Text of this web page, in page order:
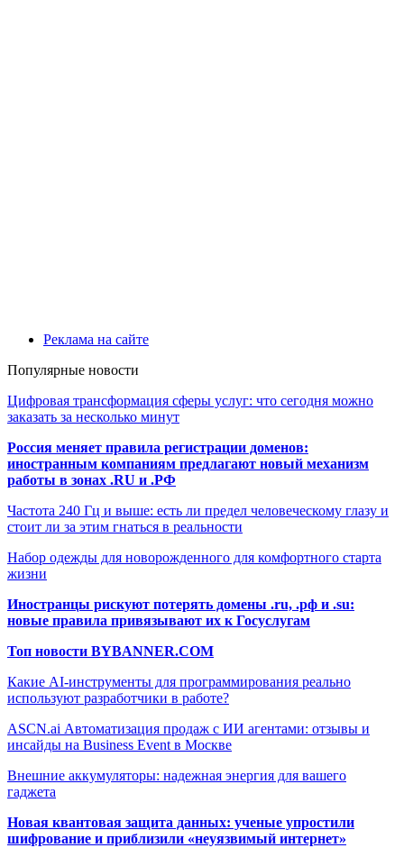
Реклама на сайте
Популярные новости
Цифровая трансформация сферы услуг: что сегодня можно
заказать за несколько минут
Россия меняет правила регистрации доменов:
иностранным компаниям предлагают новый механизм
работы в зонах .RU и .РФ
Частота 240 Гц и выше: есть ли предел человеческому глазу и
стоит ли за этим гнаться в реальности
Набор одежды для новорожденного для комфортного старта
жизни
Иностранцы рискуют потерять домены .ru, .рф и .su:
новые правила привязывают их к Госуслугам
Топ новости BYBANNER.COM
Какие AI-инструменты для программирования реально
используют разработчики в работе?
ASCN.ai Автоматизация продаж с ИИ агентами: отзывы и
инсайды на Business Event в Москве
Внешние аккумуляторы: надежная энергия для вашего
гаджета
Новая квантовая защита данных: ученые упростили
шифрование и приблизили «неуязвимый интернет»